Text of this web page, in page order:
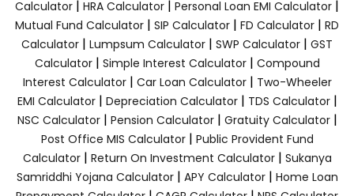
Calculator | HRA Calculator | Personal Loan EMI Calculator |
Mutual Fund Calculator | SIP Calculator | FD Calculator | RD
Calculator | Lumpsum Calculator | SWP Calculator | GST
Calculator| Simple Interest Calculator| Compound
Interest Calculator| Car Loan Calculator| Two-Wheeler
EMI Calculator| Depreciation Calculator| TDS Calculator|
NSC Calculator| Pension Calculator| Gratuity Calculator|
Post Office MIS Calculator| Public Provident Fund
Calculator| Return On Investment Calculator| Sukanya
Samriddhi Yojana Calculator| APY Calculator| Home Loan